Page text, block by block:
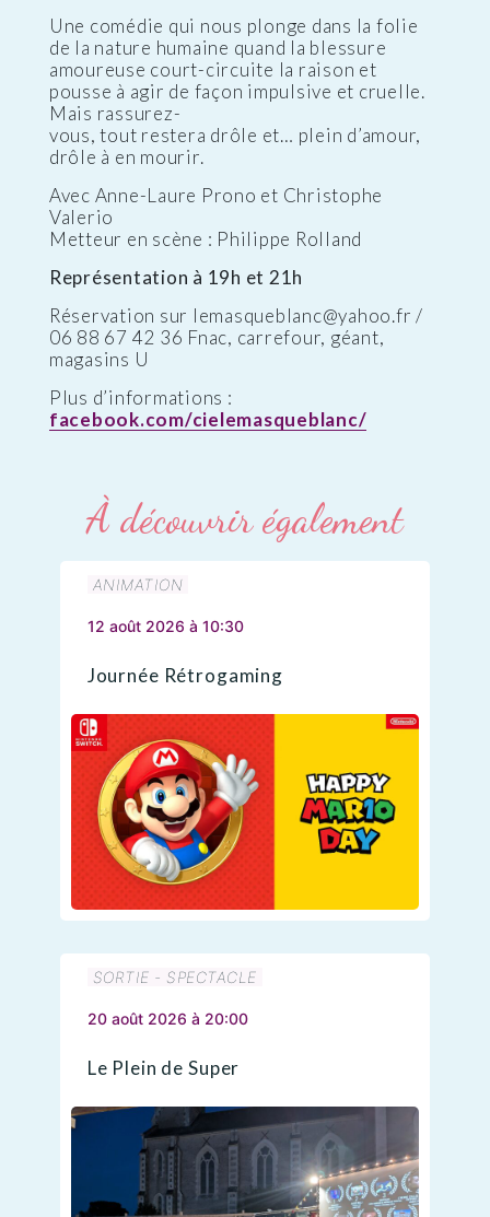
Une comédie qui nous plonge dans la folie
de la nature humaine quand la blessure
amoureuse court-circuite la raison et
pousse à agir de façon impulsive et cruelle.
Mais rassurez-
vous, tout restera drôle et… plein d’amour,
drôle à en mourir.
Avec Anne-Laure Prono et Christophe
Valerio
Metteur en scène : Philippe Rolland
Représentation à 19h et 21h
Réservation sur lemasqueblanc@yahoo.fr /
06 88 67 42 36 Fnac, carrefour, géant,
magasins U
Plus d’informations :
facebook.com/cielemasqueblanc/
À découvrir également
ANIMATION
12 août 2026 à 10:30
Journée Rétrogaming
SORTIE - SPECTACLE
20 août 2026 à 20:00
Le Plein de Super